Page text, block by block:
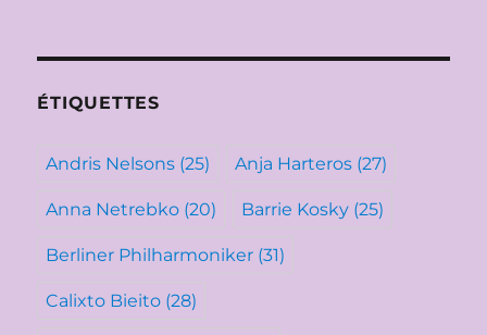
ÉTIQUETTES
Andris Nelsons (25) Anja Harteros (27)
Anna Netrebko (20) Barrie Kosky (25)
Berliner Philharmoniker (31)
Calixto Bieito (28)